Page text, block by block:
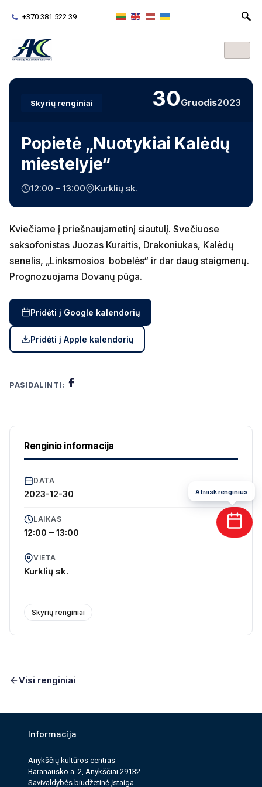
+370 381 522 39
Skyrių renginiai 30Gruodis2023
Popietė „Nuotykiai Kalėdų
miestelyje“
12:00 – 13:00 Kurklių sk.
Kviečiame į priešnaujametinį siautulį. Svečiuose
saksofonistas Juozas Kuraitis, Drakoniukas, Kalėdų
senelis, „Linksmosios bobelės“ ir dar daug staigmenų.
Prognozuojama Dovanų pūga.
Pridėti į Google kalendorių
Pridėti į Apple kalendorių
PASIDALINTI:
Renginio informacija
DATA
2023-12-30
LAIKAS
12:00 – 13:00
VIETA
Kurklių sk.
Skyrių renginiai
Visi renginiai
Informacija
Anykščių kultūros cen­tras
Baranausko a. 2, Anykščiai 29132
Savi­valdy­bės biudžet­inė įstaiga.
Atrask renginius